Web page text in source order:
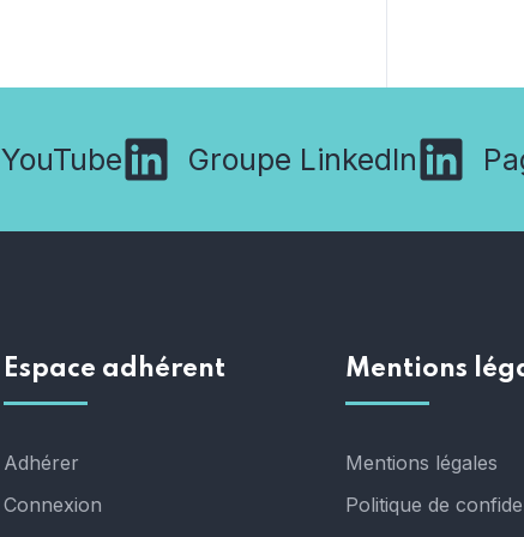
YouTube Groupe LinkedIn
Espace adhérent
Adhérer
Connexion
Mentions
Mentions légales
Politique de